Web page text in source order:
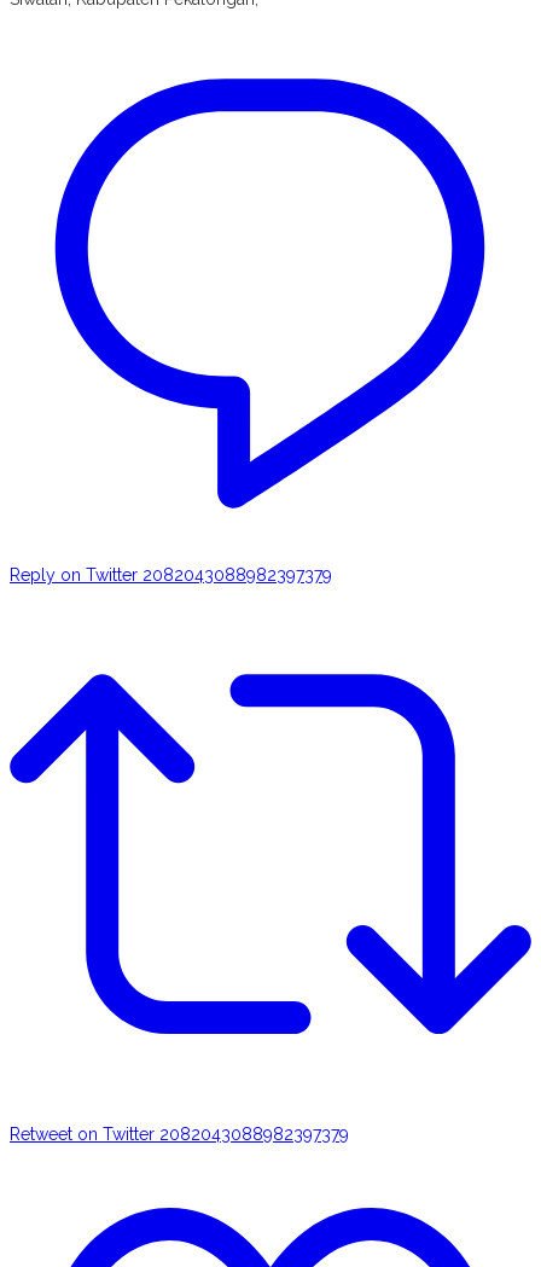
Reply on Twitter 2082043088982397379
Retweet on Twitter 2082043088982397379